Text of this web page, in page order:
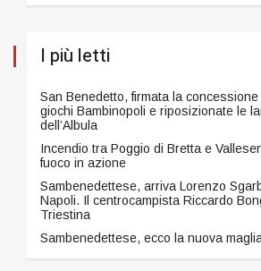
I più letti
San Benedetto, firmata la
giochi Bambinopoli e riposizionate le
dell’Albula
Incendio tra Poggio di Bretta e
fuoco in azione
Sambenedettese, arriva Lorenzo
Napoli. Il centrocampista Riccardo
Triestina
Sambenedettese, ecco la nuova